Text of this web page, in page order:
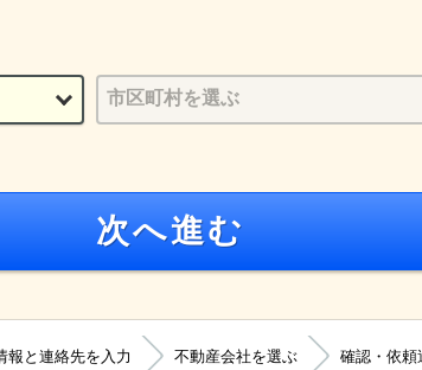
次へ進む
報と連絡先を入力 不動産会社を選ぶ 確認・依頼